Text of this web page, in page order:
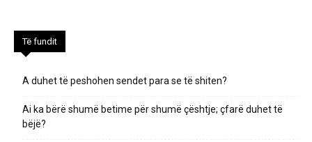
Të fundit
A duhet të peshohen sendet para se të shiten?
Ai ka bërë shumë betime për shumë çështje; çfarë duhet të
bëjë?